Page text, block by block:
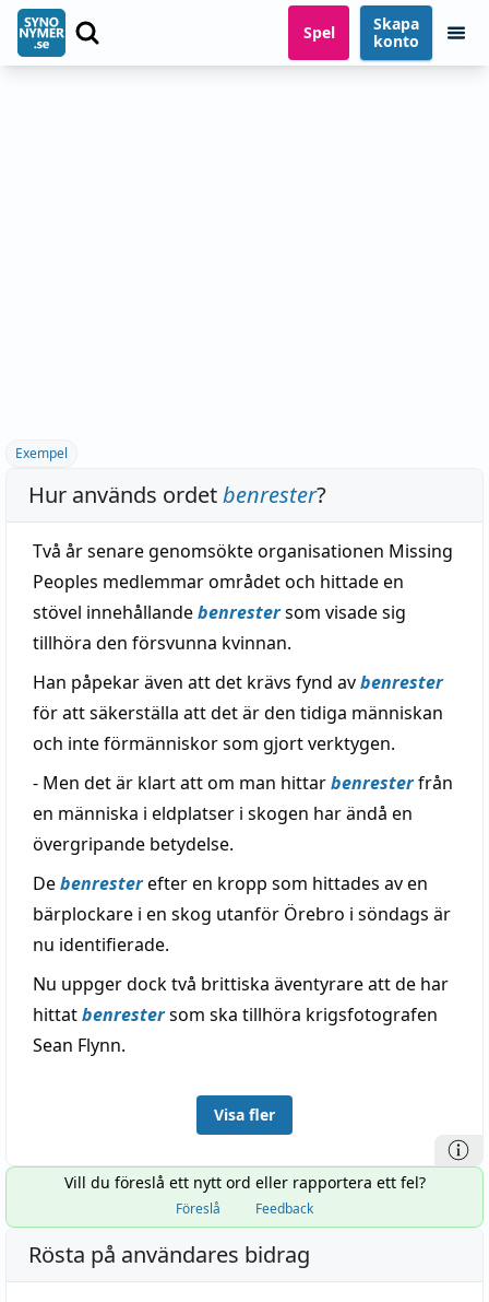
Spel
Skapa
konto
Exempel
Hur används ordetbenrester?
Två år senare genomsökte organisationen Missing
Peoples medlemmar området och hittade en
stövel innehållandebenrestersom visade sig
tillhöra den försvunna kvinnan.
Han påpekar även att det krävs fynd avbenrester
för att säkerställa att det är den tidiga människan
och inte förmänniskor som gjort verktygen.
- Men det är klart att om man hittarbenresterfrån
en människa i eldplatser i skogen har ändå en
övergripande betydelse.
Debenresterefter en kropp som hittades av en
bärplockare i en skog utanför Örebro i söndags är
nu identifierade.
Nu uppger dock två brittiska äventyrare att de har
hittatbenrestersom ska tillhöra krigsfotografen
Sean Flynn.
Visa fler
Vill du föreslå ett nytt ord eller rapportera ett fel?
Föreslå Feedback
Rösta på användares bidrag